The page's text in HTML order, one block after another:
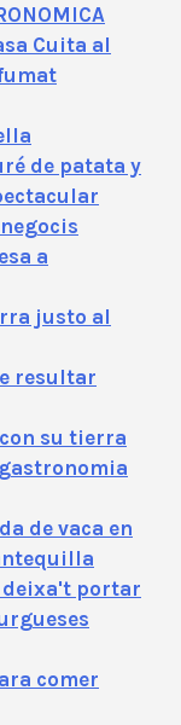
Cuita al
de patata y
a
justo al
resultar
su tierra
de vaca en
deixa't portar
comer